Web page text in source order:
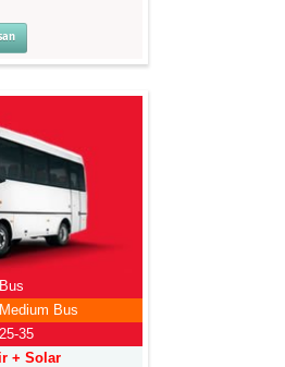
Bus
35
+ Solar